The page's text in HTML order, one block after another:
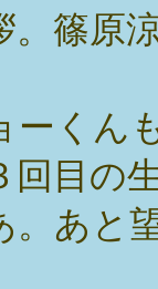
。篠原
ーくん
回目の
。あと